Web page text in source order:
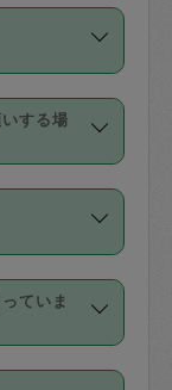
。な
等はござ
ジさん自
。
は制限
の平均
額が上
。
Visa／
／
フィー
ても大
ド（Vプ
にはご利
する場
毎週｜
は「ス
できま
い代わ
は有償
、依頼
となり
細」に
ていま
も１回あ